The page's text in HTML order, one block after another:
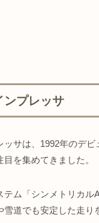
ンプレッサ
ッサは、1992年のデ
を集めてきました。
テム「シンメトリカル
道でも安定した走り